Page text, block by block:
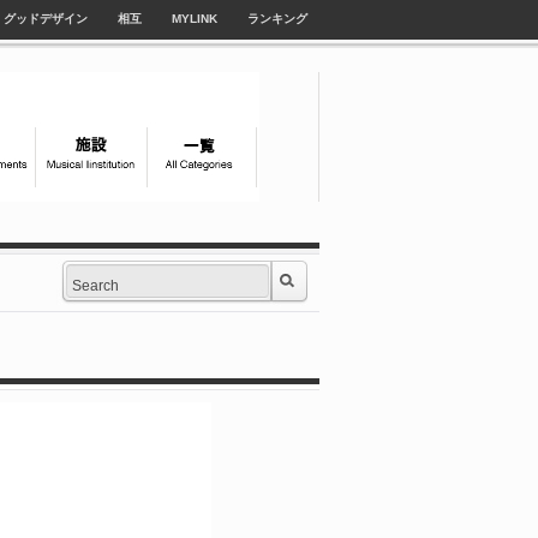
グッドデザイン 相互 MYLINK ランキング